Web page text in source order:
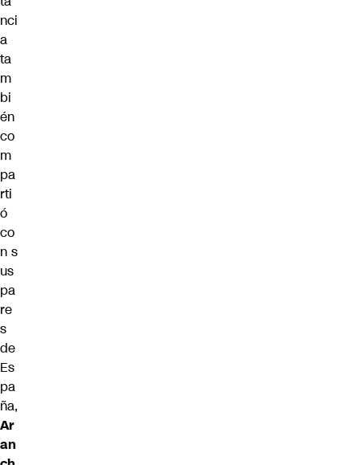
nci
a
ta
m
bi
én
co
m
pa
rti
ó
co
n s
us
pa
re
s
de
Es
pa
ña,
Ar
an